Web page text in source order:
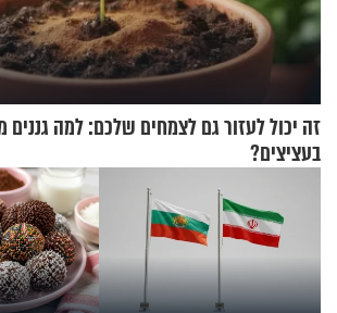
זה יכול לעזור גם לצמחים שלכם: למה גננים
בעציצים?